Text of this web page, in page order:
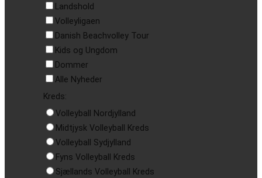
Landshold
Volleyligaen
Danish Beachvolley Tour
Kids og Ungdom
Dommer
Alle Nyheder
Kreds:
Volleyball Nordjylland
Midtjysk Volleyball Kreds
Volleyball Sydjylland
Fyns Volleyball Kreds
Sjællands Volleyball Kreds